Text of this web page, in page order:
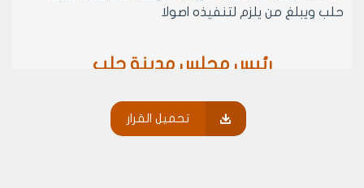
حلب ويبلغ من يلزم لتنفيذه اصولا
رئيس مجلس مدينة حلب
تحميل القرار